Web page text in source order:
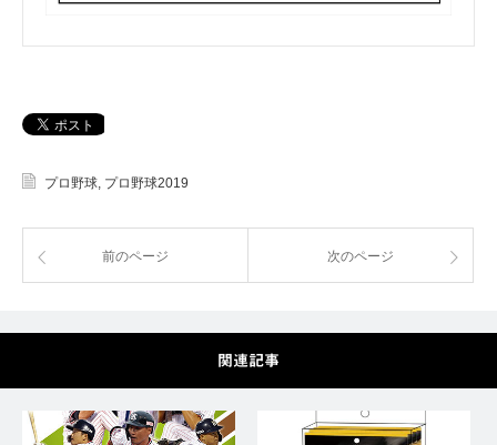
プロ野球 プロ野球2019
前のページ 次のページ
関連記事